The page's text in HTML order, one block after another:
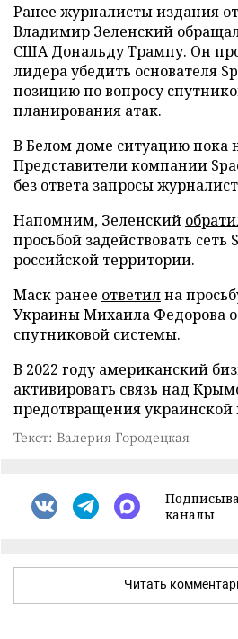
Ранее журналисты издания
Владимир Зеленский
США Дональду Трампу. Он
лидера убедить основателя
позицию по вопросу
планирования атак.
В Белом доме ситуацию пока
Представители компании
без ответа запросы
Напомним, Зеленский
просьбой задействовать
российской территории.
Маск ранее ответилна
Украины Михаила Федорова
спутниковой системы.
В 2022 году американский
активировать связь над
предотвращения украинской
Текст: Валерия Городецкая
каналы
Читать